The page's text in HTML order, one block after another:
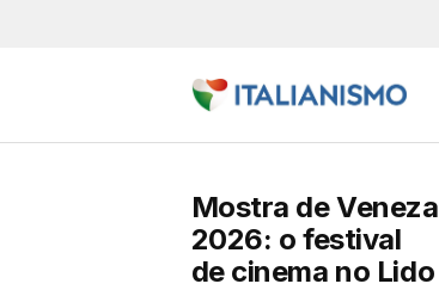
Mostra de Veneza
2026: o festival
de cinema no Lido